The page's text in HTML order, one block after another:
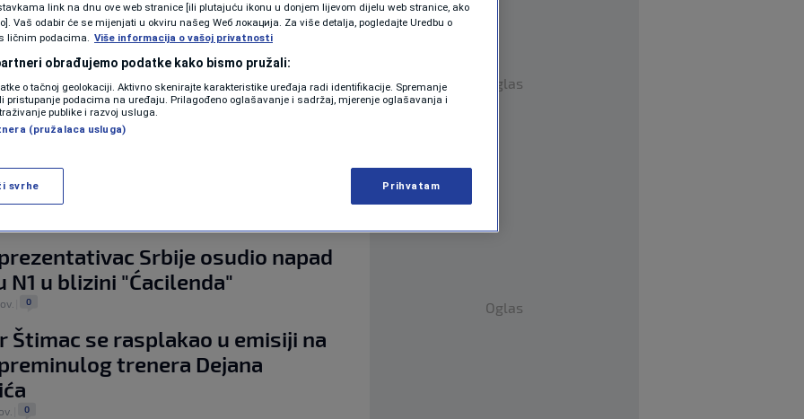
KOLUMNE
PODCAST
VIRALNO
FOTO
PROMO
VIDEO
MREŽI X
košarkaš poslao poruku Macronu:
ste utakmicu jer ste pozvali Vučića
sa vama
| 0
grupa, a ne predsjednici
Srbije osudio napad
N1 u blizini "Ćacilenda"
0
Štimac se rasplakao u emisiji na
trenera Dejana
0
Oglas
Oglas
link na dnu ove web stranice [ili plutajuću ikonu u donjem lijevom dijelu web stranice, ako
Vaš odabir će se mijenjati u okviru našeg Wеб локација. Za više detalja, pogledajte Uredbu o
ličnim podacima. Više informacija o vašoj privatnosti
obrađujemo podatke kako bismo pružali:
o tačnoj geolokaciji. Aktivno skenirajte karakteristike uređaja radi identifikacije. Spremanje
pristupanje podacima na uređaju. Prilagođeno oglašavanje i sadržaj, mjerenje oglašavanja i
publike i razvoj usluga.
(pružalaca usluga)
svrhe Prihvatam